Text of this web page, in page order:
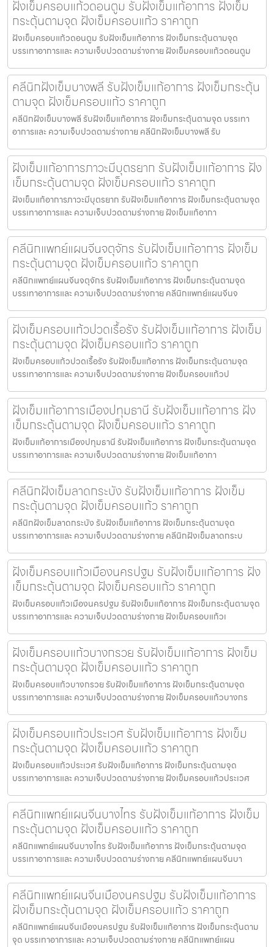
ฝังเข็มครอบแก้วดอนตูม รับฝังเข็มแก้อาการ ฝังเข็ม
กระตุ้นตามจุด ฝังเข็มครอบแก้ว ราคาถูก
ฝังเข็มครอบแก้วดอนตูม รับฝังเข็มแก้อาการ ฝังเข็มกระตุ้นตามจุด
บรรเทาอาการและ ความเจ็บปวดตามร่างกาย ฝังเข็มครอบแก้วดอนตูม
คลีนิกฝังเข็มบางพลี รับฝังเข็มแก้อาการ ฝังเข็มกระตุ้น
ตามจุด ฝังเข็มครอบแก้ว ราคาถูก
คลีนิกฝังเข็มบางพลี รับฝังเข็มแก้อาการ ฝังเข็มกระตุ้นตามจุด บรรเทา
อาการและ ความเจ็บปวดตามร่างกาย คลีนิกฝังเข็มบางพลี รับ
ฝังเข็มแก้อาการภาวะมีบุตรยาก รับฝังเข็มแก้อาการ ฝัง
เข็มกระตุ้นตามจุด ฝังเข็มครอบแก้ว ราคาถูก
ฝังเข็มแก้อาการภาวะมีบุตรยาก รับฝังเข็มแก้อาการ ฝังเข็มกระตุ้นตามจุด
บรรเทาอาการและ ความเจ็บปวดตามร่างกาย ฝังเข็มแก้อากา
คลีนิกแพทย์แผนจีนจตุจักร รับฝังเข็มแก้อาการ ฝังเข็ม
กระตุ้นตามจุด ฝังเข็มครอบแก้ว ราคาถูก
คลีนิกแพทย์แผนจีนจตุจักร รับฝังเข็มแก้อาการ ฝังเข็มกระตุ้นตามจุด
บรรเทาอาการและ ความเจ็บปวดตามร่างกาย คลีนิกแพทย์แผนจีนจ
ฝังเข็มครอบแก้วปวดเรื้อรัง รับฝังเข็มแก้อาการ ฝังเข็ม
กระตุ้นตามจุด ฝังเข็มครอบแก้ว ราคาถูก
ฝังเข็มครอบแก้วปวดเรื้อรัง รับฝังเข็มแก้อาการ ฝังเข็มกระตุ้นตามจุด
บรรเทาอาการและ ความเจ็บปวดตามร่างกาย ฝังเข็มครอบแก้วป
ฝังเข็มแก้อาการเมืองปทุมธานี รับฝังเข็มแก้อาการ ฝัง
เข็มกระตุ้นตามจุด ฝังเข็มครอบแก้ว ราคาถูก
ฝังเข็มแก้อาการเมืองปทุมธานี รับฝังเข็มแก้อาการ ฝังเข็มกระตุ้นตามจุด
บรรเทาอาการและ ความเจ็บปวดตามร่างกาย ฝังเข็มแก้อากา
คลีนิกฝังเข็มลาดกระบัง รับฝังเข็มแก้อาการ ฝังเข็ม
กระตุ้นตามจุด ฝังเข็มครอบแก้ว ราคาถูก
คลีนิกฝังเข็มลาดกระบัง รับฝังเข็มแก้อาการ ฝังเข็มกระตุ้นตามจุด
บรรเทาอาการและ ความเจ็บปวดตามร่างกาย คลีนิกฝังเข็มลาดกระบ
ฝังเข็มครอบแก้วเมืองนครปฐม รับฝังเข็มแก้อาการ ฝัง
เข็มกระตุ้นตามจุด ฝังเข็มครอบแก้ว ราคาถูก
ฝังเข็มครอบแก้วเมืองนครปฐม รับฝังเข็มแก้อาการ ฝังเข็มกระตุ้นตามจุด
บรรเทาอาการและ ความเจ็บปวดตามร่างกาย ฝังเข็มครอบแก้วเ
ฝังเข็มครอบแก้วบางกรวย รับฝังเข็มแก้อาการ ฝังเข็ม
กระตุ้นตามจุด ฝังเข็มครอบแก้ว ราคาถูก
ฝังเข็มครอบแก้วบางกรวย รับฝังเข็มแก้อาการ ฝังเข็มกระตุ้นตามจุด
บรรเทาอาการและ ความเจ็บปวดตามร่างกาย ฝังเข็มครอบแก้วบางกร
ฝังเข็มครอบแก้วประเวศ รับฝังเข็มแก้อาการ ฝังเข็ม
กระตุ้นตามจุด ฝังเข็มครอบแก้ว ราคาถูก
ฝังเข็มครอบแก้วประเวศ รับฝังเข็มแก้อาการ ฝังเข็มกระตุ้นตามจุด
บรรเทาอาการและ ความเจ็บปวดตามร่างกาย ฝังเข็มครอบแก้วประเวศ
คลีนิกแพทย์แผนจีนบางไทร รับฝังเข็มแก้อาการ ฝังเข็ม
กระตุ้นตามจุด ฝังเข็มครอบแก้ว ราคาถูก
คลีนิกแพทย์แผนจีนบางไทร รับฝังเข็มแก้อาการ ฝังเข็มกระตุ้นตามจุด
บรรเทาอาการและ ความเจ็บปวดตามร่างกาย คลีนิกแพทย์แผนจีนบา
คลีนิกแพทย์แผนจีนเมืองนครปฐม รับฝังเข็มแก้อาการ
ฝังเข็มกระตุ้นตามจุด ฝังเข็มครอบแก้ว ราคาถูก
คลีนิกแพทย์แผนจีนเมืองนครปฐม รับฝังเข็มแก้อาการ ฝังเข็มกระตุ้นตาม
จุด บรรเทาอาการและ ความเจ็บปวดตามร่างกาย คลีนิกแพทย์แผน